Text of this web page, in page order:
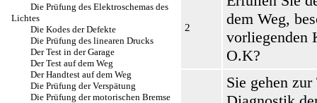
Die Prüfung des Elektroschemas des
Lichtes
Die Kodes der Defekte
Die Prüfung des linearen Drucks
Der Test in der Garage
Der Test auf dem Weg
Der Handtest auf dem Weg
Die Prüfung der Verspätung
Die Prüfung der motorischen Bremse
2
dem Weg,
vorliegenden
O.K?
Sie gehen zur